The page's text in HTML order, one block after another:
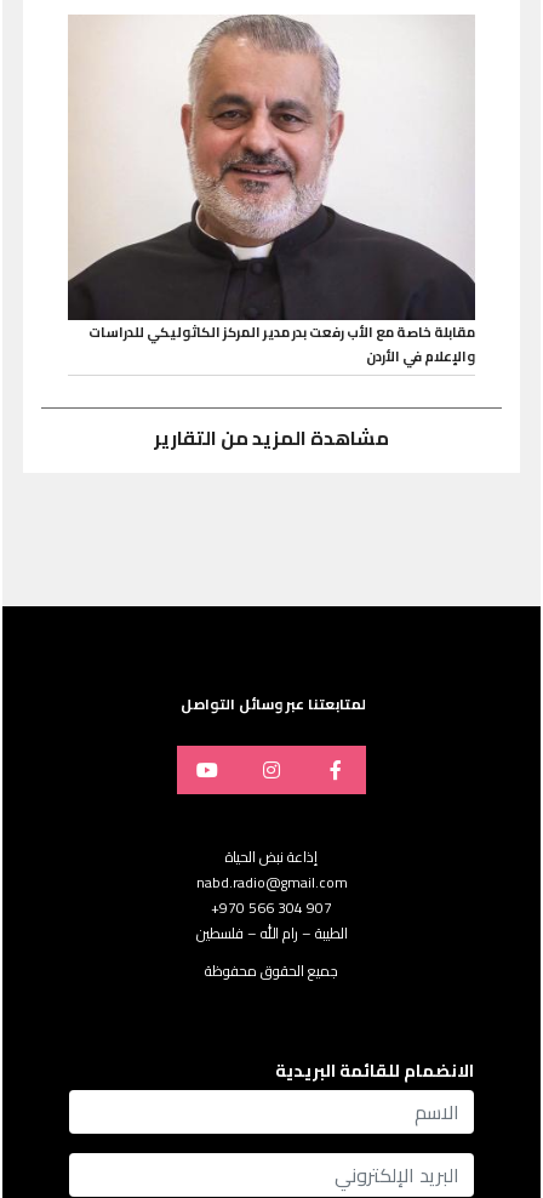
مقابلة خاصة مع الأب رفعت بدر مدير المركز الكاثوليكي للدراسات
والإعلام في الأردن
مشاهدة المزيد من التقارير
لمتابعتنا عبر وسائل التواصل
إذاعة نبض الحياة
nabd.radio@gmail.com
907 304 566 970+
الطيبة – رام الله – فلسطين
جميع الحقوق محفوظة
الانضمام للقائمة البريدية
name
Email